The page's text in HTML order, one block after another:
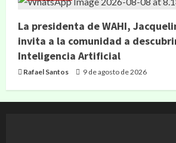
La presidenta de WAHI,
invita a la comunidad a
Inteligencia Artificial
Rafael Santos 9 de agosto de 2026